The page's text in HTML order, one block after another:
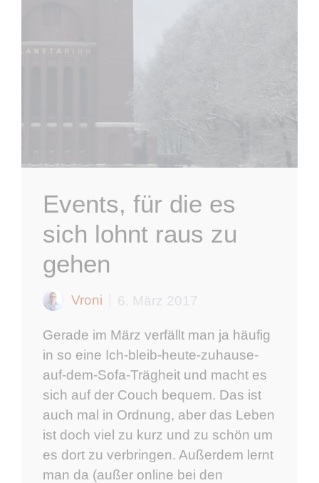
Events, für die es
sich lohnt raus zu
gehen
Vroni 6. März 2017
Gerade im März verfällt man ja häufig
in so eine Ich-bleib-heute-zuhause-
auf-dem-Sofa-Trägheit und macht es
sich auf der Couch bequem. Das ist
auch mal in Ordnung, aber das Leben
ist doch viel zu kurz und zu schön um
es dort zu verbringen. Außerdem lernt
man da (außer online bei den